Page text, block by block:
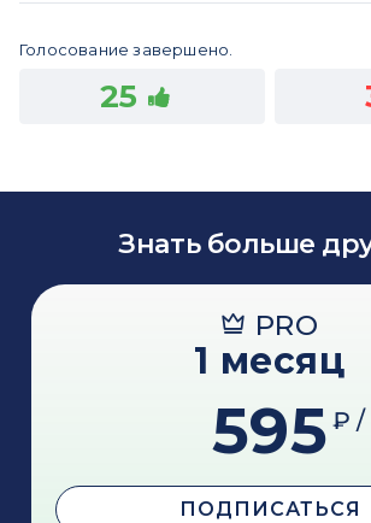
Голосование завершено.
25
Знать больше
PRO
1 месяц
595 ₽ /
ПОДПИСАТЬСЯ